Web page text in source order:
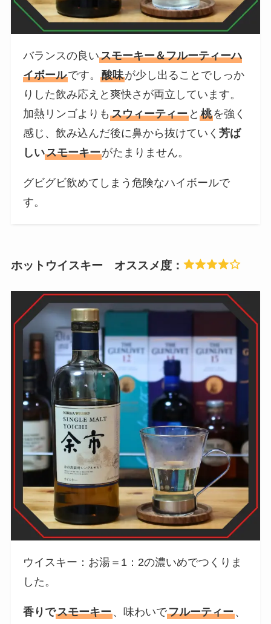
バランスの良いスモーキー＆フルーティーハ
イボールです。酸味が少し出ることでしっか
りした飲み応えと爽快さが両立しています。
加熱リンゴよりもスウィーティー と桃を強く
感じ、飲み込んだ後に鼻から抜けていく芳ば
しいスモーキーがたまりません。
グビグビ飲めてしまう危険なハイボールで
す。
ホットウイスキー オススメ度：
ウイスキー：お湯＝1：2の濃いめでつくりま
した。
香りでスモーキー、味わいでフルーティー、